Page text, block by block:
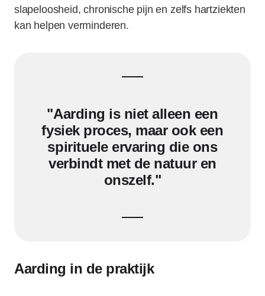
slapeloosheid, chronische pijn en zelfs hartziekten
kan helpen verminderen.
"Aarding is niet alleen een
fysiek proces, maar ook een
spirituele ervaring die ons
verbindt met de natuur en
onszelf."
Aarding in de praktijk